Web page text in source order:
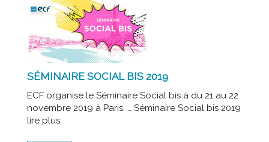
SÉMINAIRE SOCIAL BIS 2019
ECF organise le Séminaire Social bis à du 21 au 22
novembre 2019 à Paris. … Séminaire Social bis 2019
lire plus